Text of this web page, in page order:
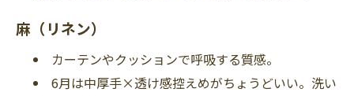
麻（リネン）
カーテンやクッションで呼吸する質感。
6月は中厚手×透け感控えめがちょうどいい。洗い